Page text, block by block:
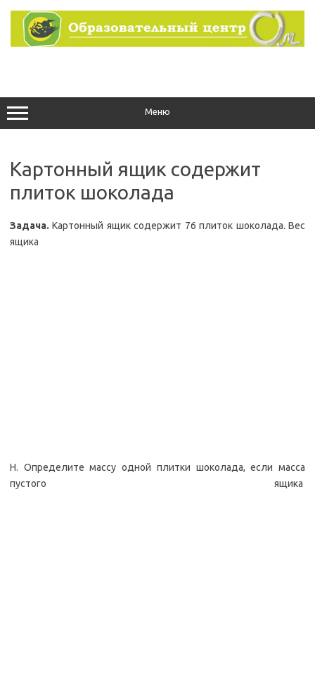
содержимому
Меню
Картонный ящик содержит
плиток шоколада
Задача.Картонный ящик содержит 76 плиток шоколада. Вес
ящика
Н. Определите массу одной плитки шоколада, если масса
пустого ящика